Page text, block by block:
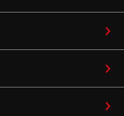
サービス